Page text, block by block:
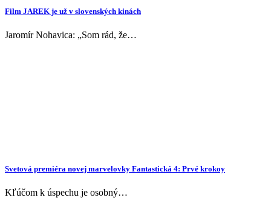
Film JAREK je už v slovenských kinách
Jaromír Nohavica: „Som rád, že…
Svetová premiéra novej marvelovky Fantastická 4: Prvé krokoy
Kľúčom k úspechu je osobný…